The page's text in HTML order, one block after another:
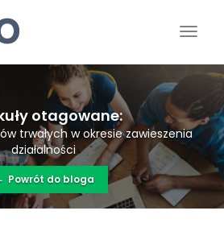
otagowane:
trwałych w okresie zawieszenia
działalności
Powrót do bloga